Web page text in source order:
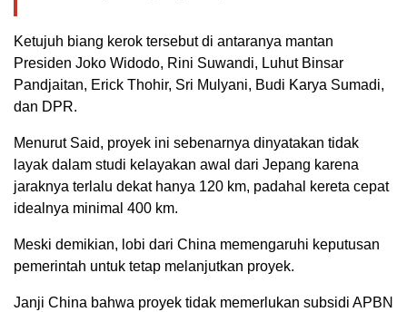
Ketujuh biang kerok tersebut di antaranya mantan
Presiden Joko Widodo, Rini Suwandi, Luhut Binsar
Pandjaitan, Erick Thohir, Sri Mulyani, Budi Karya Sumadi,
dan DPR.
Menurut Said, proyek ini sebenarnya dinyatakan tidak
layak dalam studi kelayakan awal dari Jepang karena
jaraknya terlalu dekat hanya 120 km, padahal kereta cepat
idealnya minimal 400 km.
Meski demikian, lobi dari China memengaruhi keputusan
pemerintah untuk tetap melanjutkan proyek.
Janji China bahwa proyek tidak memerlukan subsidi APBN